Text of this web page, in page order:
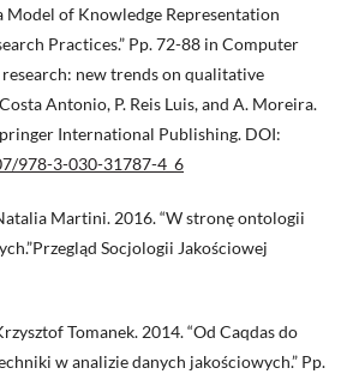
Model of Knowledge Representation
Practices.” Pp. 72-88 in Computer
new trends on qualitative
Antonio, P. Reis Luis, and A. Moreira.
International Publishing. DOI:
978-3-030-31787-4_6
Martini. 2016. “W stronę ontologii
Socjologii Jakościowej
Tomanek. 2014. “Od Caqdas do
w analizie danych jakościowych.” Pp.